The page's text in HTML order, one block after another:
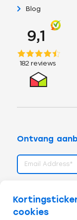
cookies
Blog
Ontvang